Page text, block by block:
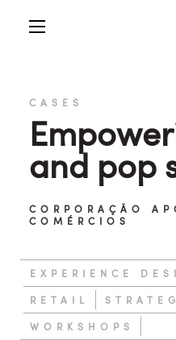
CASES
and pop
CORPORAÇÃO
COMÉRCIOS
EXPERIENCE
RETAIL
WORKSHOPS